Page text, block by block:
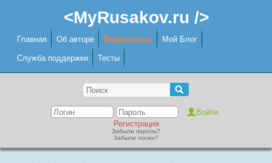
<MyRusakov.ru />
Главная Об авторе Видеокурсы Мой Блог
Служба поддержки Тесты
Регистрация
Забыли пароль?
Забыли логин?